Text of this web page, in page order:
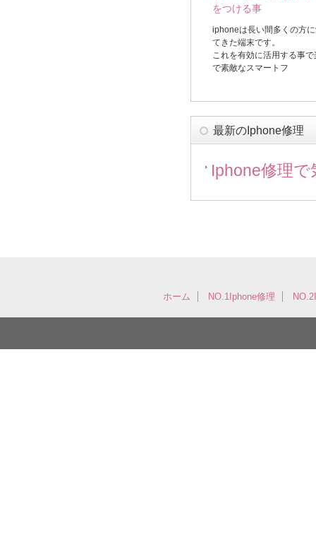
をつける事
iphoneは長い間多くの方
てきた端末です。
これを有効に活用する事で
で素敵なスマートフ
最新のIphone修理
Iphone修理
ホーム NO.1Iphone修理